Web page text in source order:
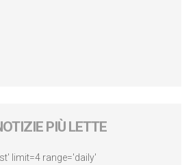
PIÙ LETTE
limit=4 range='daily'